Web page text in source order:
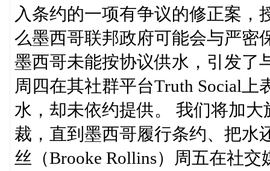
入条约的一项有争议的修正案
么墨西哥联邦政府可能会与严密
墨西哥未能按协议供水，引发了
周四在其社群平台Truth Social
水，却未依约提供。 我们将加
裁，直到墨西哥履行条约、把水
丝（Brooke Rollins）周五在社